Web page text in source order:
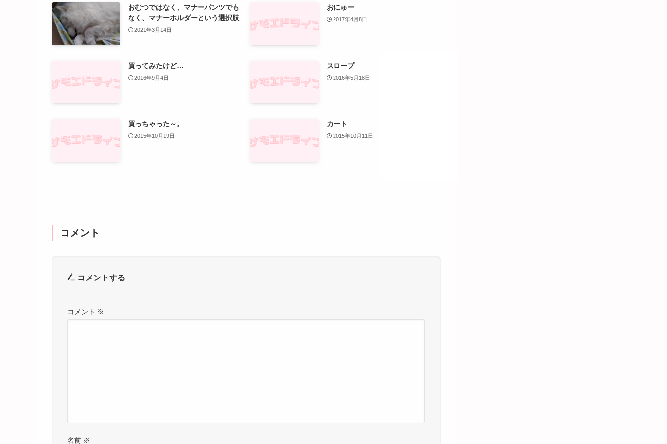
おむつではなく、マナーパンツでも
なく、マナーホルダーという選択肢
2021年3月14日
おにゅー
2017年4月8日
買ってみたけど…
2016年9月4日
スロープ
2016年5月18日
買っちゃった～。
2015年10月19日
カート
2015年10月11日
コメント
コメントする
コメント ※
名前 ※